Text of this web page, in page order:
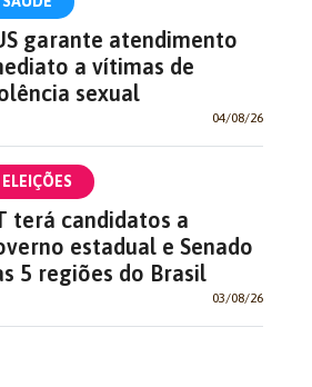
garante atendimento
a vítimas de
sexual
04/08/26
ELEIÇÕES
terá candidatos a
estadual e Senado
5 regiões do Brasil
03/08/26